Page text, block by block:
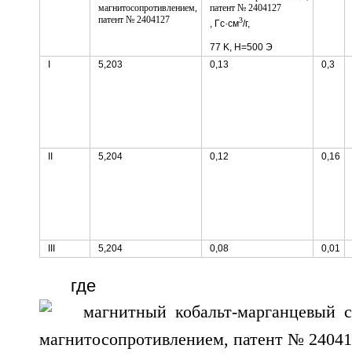
, Гс·см3/г,
77 K, Н=500 Э
I 5,203 0,13 0,3
II 5,204 0,12 0,16
III 5,204 0,08 0,01
где